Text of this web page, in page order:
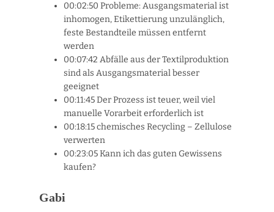
00:02:50 Probleme: Ausgangsmaterial ist
inhomogen, Etikettierung unzulänglich,
feste Bestandteile müssen entfernt
werden
00:07:42 Abfälle aus der Textilproduktion
sind als Ausgangsmaterial besser
geeignet
00:11:45 Der Prozess ist teuer, weil viel
manuelle Vorarbeit erforderlich ist
00:18:15 chemisches Recycling – Zellulose
verwerten
00:23:05 Kann ich das guten Gewissens
kaufen?
Gabi